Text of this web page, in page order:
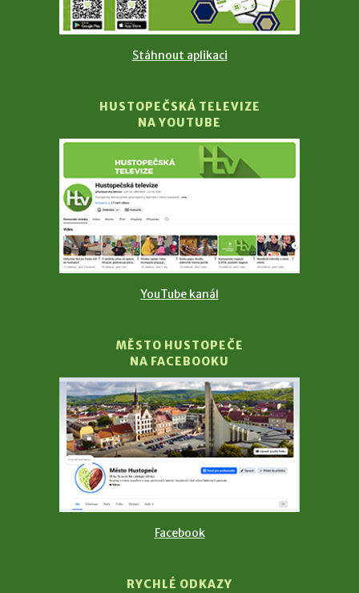
Stáhnout aplikaci
HUSTOPEČSKÁ TELEVIZE
NA YOUTUBE
YouTube kanál
MĚSTO HUSTOPEČE
NA FACEBOOKU
Facebook
RYCHLÉ ODKAZY